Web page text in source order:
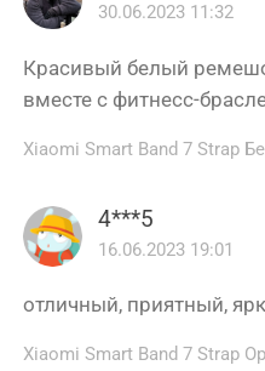
30.06.2023 11:32
Красивый белый
вместе с фитнесс-
Xiaomi Smart Band 7 Strap
4***5
16.06.2023 19:01
отличный, приятный,
Xiaomi Smart Band 7 Strap